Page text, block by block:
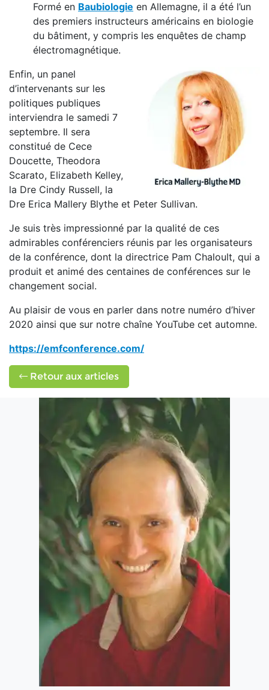
Formé en Baubiologie en Allemagne, il a été l’un
des premiers instructeurs américains en biologie
du bâtiment, y compris les enquêtes de champ
électromagnétique.
Enfin, un panel
d’intervenants sur les
politiques publiques
interviendra le samedi 7
septembre. Il sera
constitué de Cece
Doucette, Theodora
Scarato, Elizabeth Kelley,
la Dre Cindy Russell, la
Dre Erica Mallery Blythe et Peter Sullivan.
Je suis très impressionné par la qualité de ces
admirables conférenciers réunis par les organisateurs
de la conférence, dont la directrice Pam Chaloult, qui a
produit et animé des centaines de conférences sur le
changement social.
Au plaisir de vous en parler dans notre numéro d’hiver
2020 ainsi que sur notre chaîne YouTube cet automne.
https://emfconference.com/
Retour aux articles